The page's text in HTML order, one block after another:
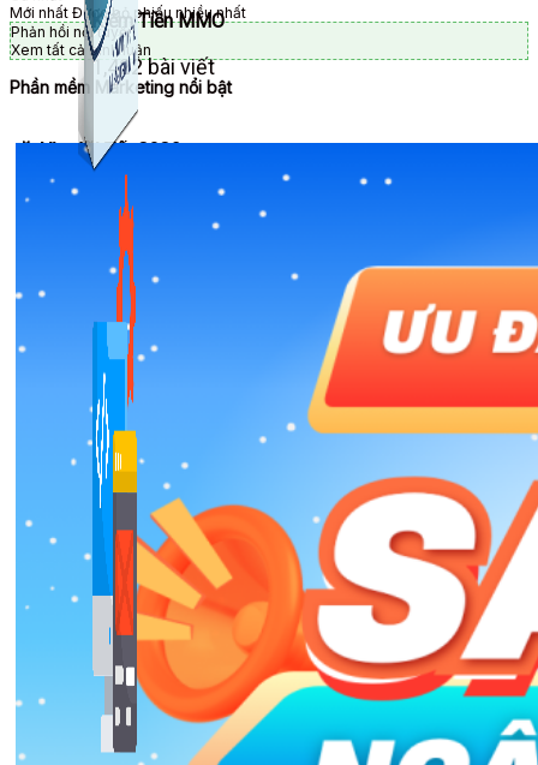
Kiếm Tiền MMO
1,422 bài viết
Combo Special
Combo 3 phần mềm tự chọn: chương trình bán hàng
mà ATPTeam triển khai.
Xem thêm phần mềm khác
Xem thêm phần mềm khác
Bảng Giá
Thanh Toán
Kiến Thức Marketing
Mới nhất Được bỏ phiếu nhiều nhất
Phản hồi nội tuyến
Xem tất cả bình luận
Phần mềm Marketing nổi bật
🎉 Ưu đãi Tết 2026